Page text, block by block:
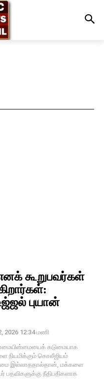
கூறுபவர்கள்
புயான்
12:34 மணி
கடுமையாக
நியமிக்கும் கொலீஜியம்
இல்லாததால்தான், மக்களை
பதவிகளுக்கு நீதிபதிகளாக